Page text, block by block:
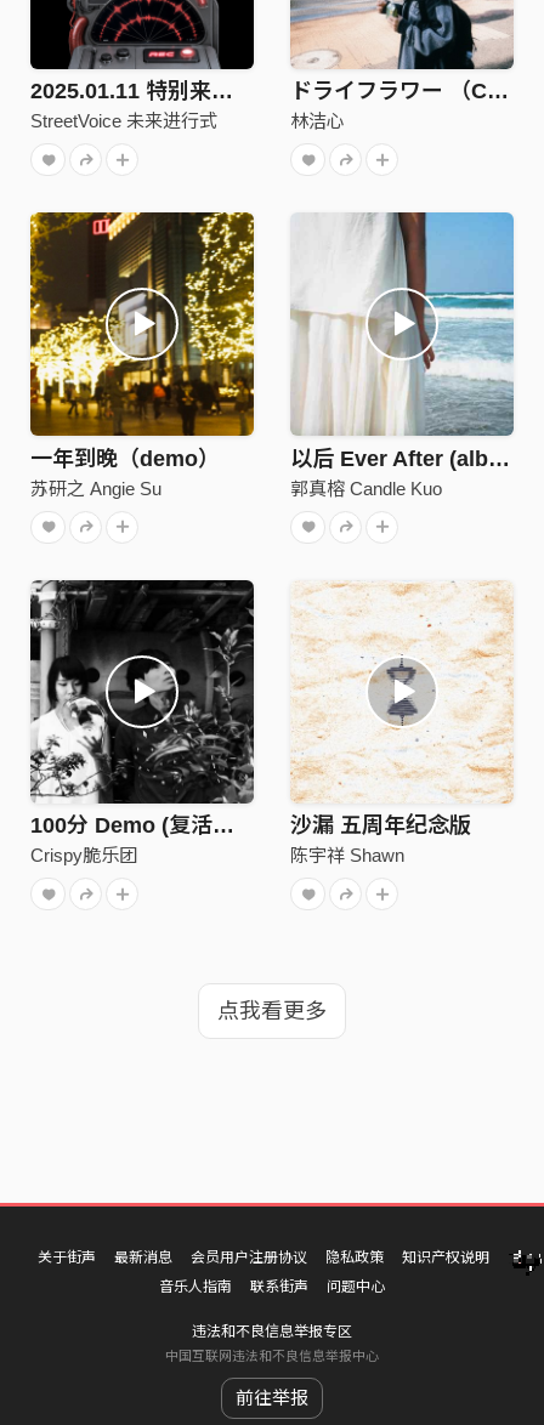
2025.01.11 特别来宾：黄大谦
StreetVoice 未来进行式
ドライフラワー （COVER）
林洁心
一年到晚（demo）
苏研之 Angie Su
以后 Ever After (album ver.)
郭真榕 Candle Kuo
100分 Demo (复活的正确版!)
Crispy脆乐团
沙漏 五周年纪念版
陈宇祥 Shawn
点我看更多
关于街声 最新消息 会员用户注册协议 隐私政策
知识产权说明
音乐人指南
联系街声 问题中心
违法和不良信息举报专区
中国互联网违法和不良信息举报中心
前往举报